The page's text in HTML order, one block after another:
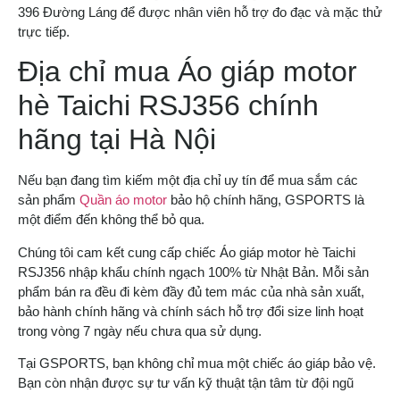
396 Đường Láng để được nhân viên hỗ trợ đo đạc và mặc thử
trực tiếp.
Địa chỉ mua Áo giáp motor
hè Taichi RSJ356 chính
hãng tại Hà Nội
Nếu bạn đang tìm kiếm một địa chỉ uy tín để mua sắm các
sản phẩm Quần áo motor bảo hộ chính hãng, GSPORTS là
một điểm đến không thể bỏ qua.
Chúng tôi cam kết cung cấp chiếc Áo giáp motor hè Taichi
RSJ356 nhập khẩu chính ngạch 100% từ Nhật Bản. Mỗi sản
phẩm bán ra đều đi kèm đầy đủ tem mác của nhà sản xuất,
bảo hành chính hãng và chính sách hỗ trợ đổi size linh hoạt
trong vòng 7 ngày nếu chưa qua sử dụng.
Tại GSPORTS, bạn không chỉ mua một chiếc áo giáp bảo vệ.
Bạn còn nhận được sự tư vấn kỹ thuật tận tâm từ đội ngũ